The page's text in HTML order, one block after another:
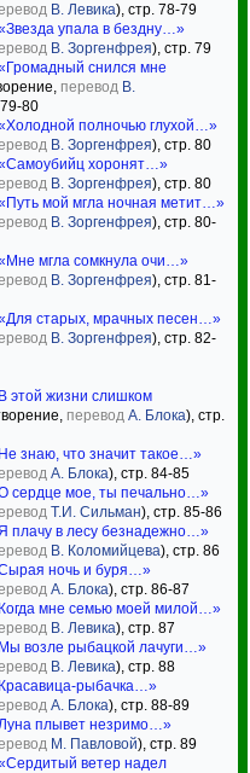
В. Левика), стр. 78-79
упала в бездну…»
В. Зоргенфрея), стр. 79
снился мне
перевод В.
80
полночью глухой…»
В. Зоргенфрея), стр. 80
хоронят…»
В. Зоргенфрея), стр. 80
мой мгла ночная метит…»
В. Зоргенфрея), стр. 80-
мгла сомкнула очи…»
В. Зоргенфрея), стр. 81-
старых, мрачных песен…»
В. Зоргенфрея), стр. 82-
этой жизни слишком
перевод А. Блока), стр.
знаю, что значит такое…»
А. Блока), стр. 84-85
сердце мое, ты печально…»
Т.И. Сильман), стр. 85-86
плачу в лесу безнадежно…»
В. Коломийцева), стр. 86
ночь и буря…»
А. Блока), стр. 86-87
мне семью моей милой…»
В. Левика), стр. 87
возле рыбацкой лачуги…»
В. Левика), стр. 88
рыбачка…»
А. Блока), стр. 88-89
плывет незримо…»
М. Павловой), стр. 89
ветер надел